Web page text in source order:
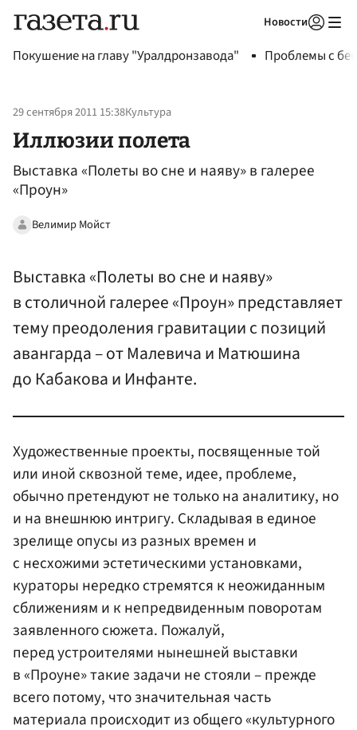
Новости
Покушение на главу "Уралдронзавода" Проблемы с
29 сентября 2011 15:38Культура
Иллюзии полета
Выставка «Полеты во сне и наяву» в галерее
«Проун»
Велимир Мойст
Выставка «Полеты во сне и наяву»
в столичной галерее «Проун» представляет
тему преодоления гравитации с позиций
авангарда – от Малевича и Матюшина
до Кабакова и Инфанте.
Художественные проекты, посвященные той
или иной сквозной теме, идее, проблеме,
обычно претендуют не только на аналитику, но
и на внешнюю интригу. Складывая в единое
зрелище опусы из разных времен и
с несхожими эстетическими установками,
кураторы нередко стремятся к неожиданным
сближениям и к непредвиденным поворотам
заявленного сюжета. Пожалуй,
перед устроителями нынешней выставки
в «Проуне» такие задачи не стояли – прежде
всего потому, что значительная часть
материала происходит из общего «культурного